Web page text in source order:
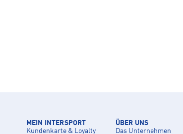
MEIN INTERSPORT
Kundenkarte & Loyalty
ÜBER UNS
Das Unternehmen